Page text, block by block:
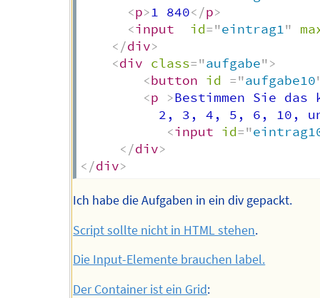
<p>1 840</p>
<input id="eintrag1"
</div>
<div class="aufgabe">
<button id ="aufgabe10
<p >Bestimmen Sie das
2, 3, 4, 5, 6, 10,
<input id="
</div>
</div>
Ich habe die Aufgaben in ein div gepackt.
Script sollte nicht in HTML stehen.
Die Input-Elemente brauchen label.
Der Container ist ein Grid: